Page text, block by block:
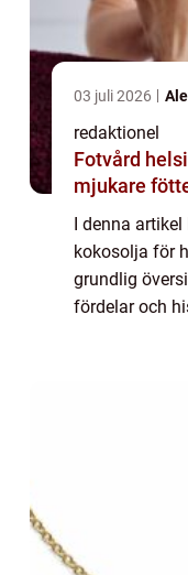
03 juli 2026
redaktionel
Fotvård
mjukare
I denna
kokosolja för
grundlig
fördelar och